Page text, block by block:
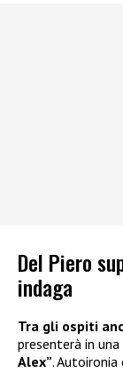
Del Piero
indaga
Tra gli ospiti
presenterà in
Alex”.